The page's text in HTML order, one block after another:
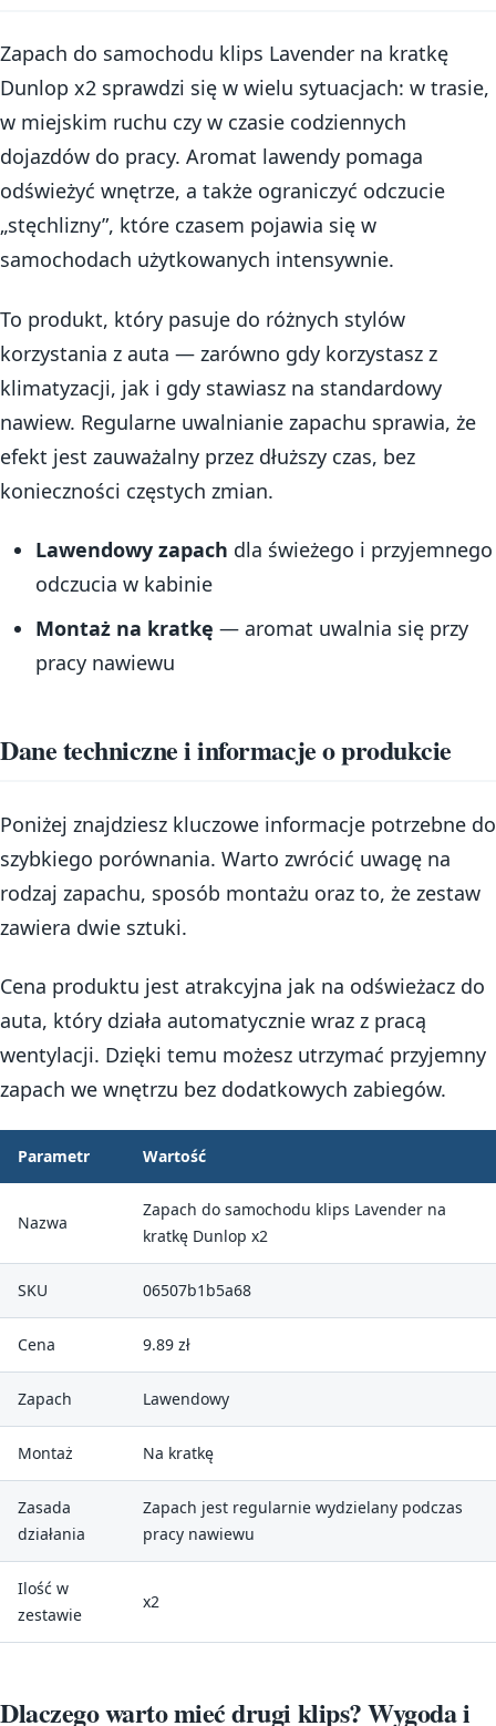
Zapach do samochodu klips Lavender na kratkę
Dunlop x2 sprawdzi się w wielu sytuacjach: w trasie,
w miejskim ruchu czy w czasie codziennych
dojazdów do pracy. Aromat lawendy pomaga
odświeżyć wnętrze, a także ograniczyć odczucie
„stęchlizny”, które czasem pojawia się w
samochodach użytkowanych intensywnie.
To produkt, który pasuje do różnych stylów
korzystania z auta — zarówno gdy korzystasz z
klimatyzacji, jak i gdy stawiasz na standardowy
nawiew. Regularne uwalnianie zapachu sprawia, że
efekt jest zauważalny przez dłuższy czas, bez
konieczności częstych zmian.
Lawendowy zapach dla świeżego i przyjemnego
odczucia w kabinie
Montaż na kratkę — aromat uwalnia się przy
pracy nawiewu
Dane techniczne i informacje o produkcie
Poniżej znajdziesz kluczowe informacje potrzebne do
szybkiego porównania. Warto zwrócić uwagę na
rodzaj zapachu, sposób montażu oraz to, że zestaw
zawiera dwie sztuki.
Cena produktu jest atrakcyjna jak na odświeżacz do
auta, który działa automatycznie wraz z pracą
wentylacji. Dzięki temu możesz utrzymać przyjemny
zapach we wnętrzu bez dodatkowych zabiegów.
Parametr Wartość
Nazwa
Zapach do samochodu klips Lavender na
kratkę Dunlop x2
SKU 06507b1b5a68
Cena 9.89 zł
Zapach Lawendowy
Montaż Na kratkę
Zasada
działania
Zapach jest regularnie wydzielany podczas
pracy nawiewu
Ilość w
zestawie
x2
Dlaczego warto mieć drugi klips? Wygoda i